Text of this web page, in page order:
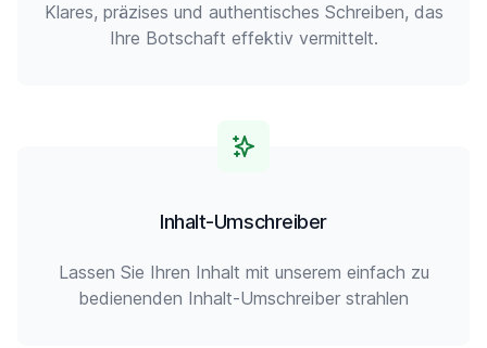
Klares, präzises und authentisches Schreiben, das
Ihre Botschaft effektiv vermittelt.
Inhalt-Umschreiber
Lassen Sie Ihren Inhalt mit unserem einfach zu
bedienenden Inhalt-Umschreiber strahlen